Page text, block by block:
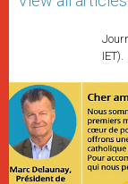
IET).